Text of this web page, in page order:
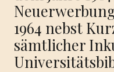
1964 nebst
sämtlicher